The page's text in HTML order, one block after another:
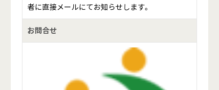
者に直接メールにてお知らせします。
お問合せ